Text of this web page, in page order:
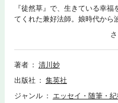
『徒然草』で、生きている幸
てくれた兼好法師。娘時代から
典を友とする暮らしの豊かさ。
と。人生の途上に、道しるべと
となった言葉たち。生活の細部
者の勁くしなやかな生き方エッ
著者
清川妙
出版社
集英社
ジャンル
エッセイ・随筆・